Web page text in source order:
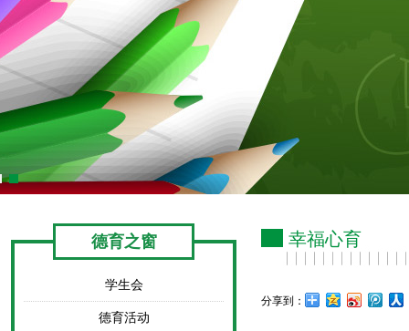
幸福心育
分享到：
德育之窗
学生会
德育活动